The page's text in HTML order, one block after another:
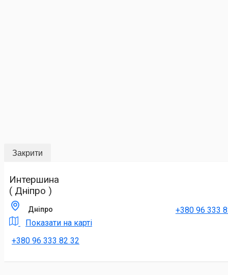
Закрити
Интершина
( Дніпро )
Дніпро
Показати на карті
+380 96 333 82 32
+380 96 333